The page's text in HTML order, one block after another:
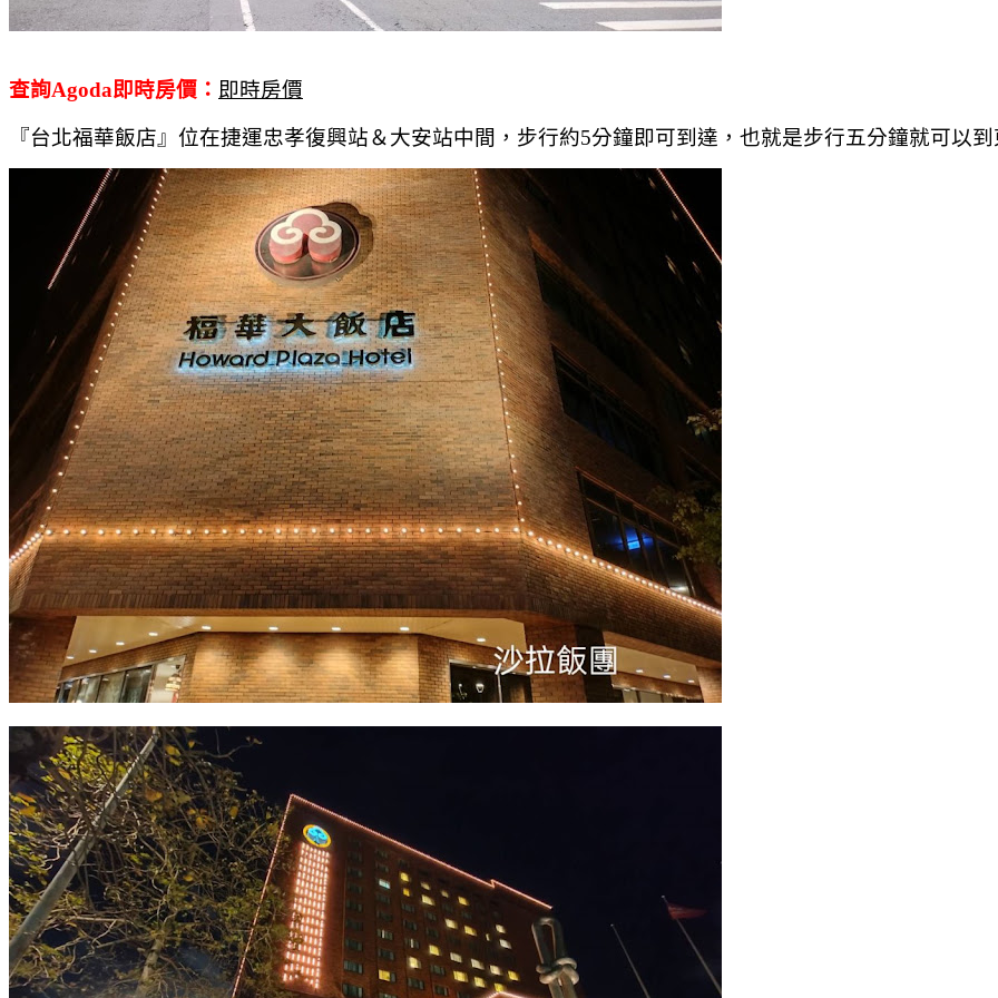
查詢Agoda即時房價： 即時房價
『台北福華飯店』位在捷運忠孝復興站＆大安站中間，步行約5分鐘即可到達，也就是步行五分鐘就可以